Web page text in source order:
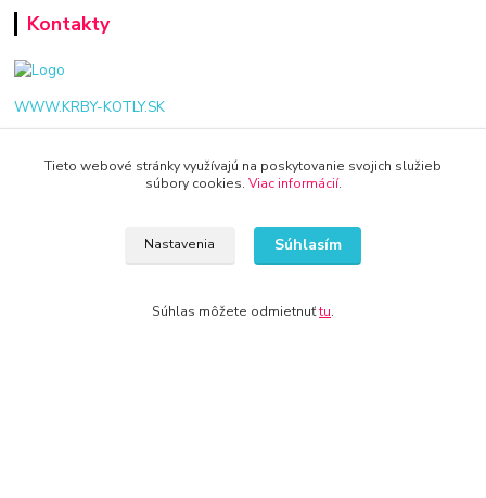
Kontakty
WWW.KRBY-KOTLY.SK
Tieto webové stránky využívajú na poskytovanie svojich služieb
súbory cookies. Viac informácií.
Nastavenia Súhlasím
Súhlas môžete odmietnuťtu.